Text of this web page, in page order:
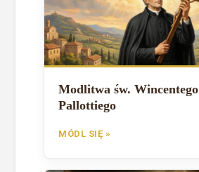
Modlitwa św. Wincentego
Pallottiego
MÓDL SIĘ »